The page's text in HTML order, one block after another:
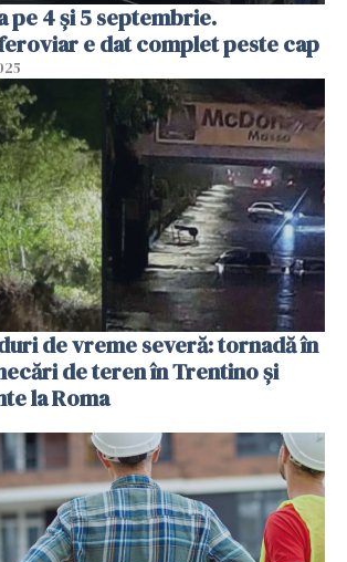
pe 4 și 5 septembrie.
e dat complet peste cap
de vreme severă: tornadă în
de teren în Trentino și
la Roma